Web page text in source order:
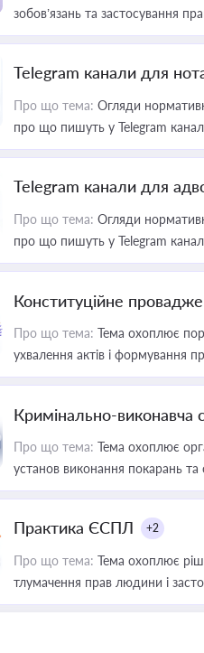
зобов’язань та застосування
Telegram канали для
Про що тема: Огляди
про що пишуть у Telegram
Telegram канали для
Про що тема: Огляди
про що пишуть у Telegram
Конституційне
Про що тема: Тема охоплює
ухвалення актів і формування
Кримінально-виконавча
Про що тема: Тема охоплює
установ виконання покарань та
Практика ЄСПЛ +2
Про що тема: Тема охоплює
тлумачення прав людини і